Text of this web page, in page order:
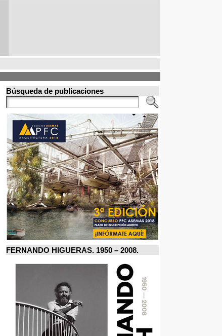
Búsqueda de publicaciones
FERNANDO HIGUERAS. 1950 – 2008.